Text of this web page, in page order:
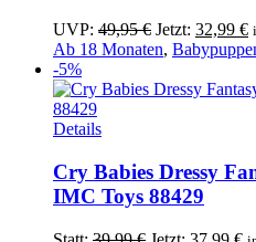
UVP: 49,95€
Preis
49,95 €
Jetzt: 32,99 €
Ab 18 Monaten,
-5%
Details
Cry Babies Dressy
IMC Toys 88429
Ursprünglicher